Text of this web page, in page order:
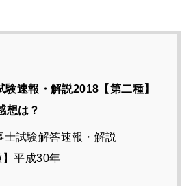
験速報・解説2018【第二種】
想は？
士試験解答速報・解説
平成30年